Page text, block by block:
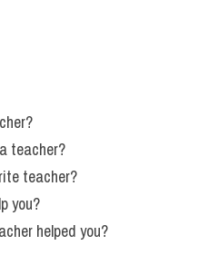
teacher?
teacher?
you?
helped you?